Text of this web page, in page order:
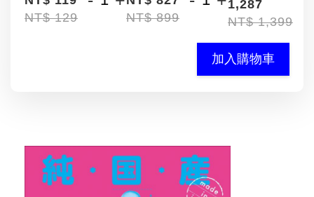
NT$ 129
NT$ 899
1,287
NT$ 1,399
加入購物車